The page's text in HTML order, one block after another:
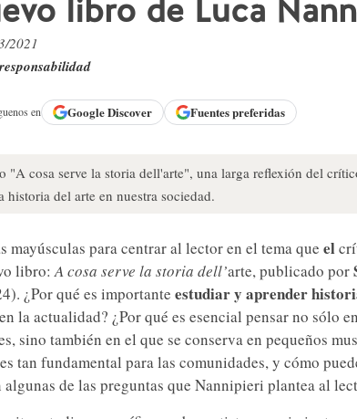
libro de Luca
2021
en GoogleDiscover Fuentes preferidas
"A cosa serve la storia dell'arte", una larga reflexión del
del arte en nuestra sociedad.
mayúsculas para centrar al lector en el tema que el
libro:A cosa serve la storia dell’arte, publicado por
¿Por qué es importante estudiar y aprender
la actualidad? ¿Por qué es esencial pensar no sólo
sino también en el que se conserva en pequeños
tan fundamental para las comunidades, y cómo
de las preguntas que Nannipieri plantea al